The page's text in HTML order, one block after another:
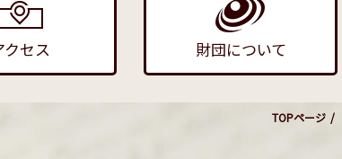
クセス 財団について
TOPページ